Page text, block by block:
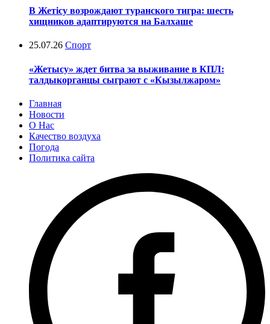
В Жетісу возрождают туранского тигра: шесть
хищников адаптируются на Балхаше
25.07.26 Спорт
«Жетысу» ждет битва за выживание в КПЛ:
талдыкорганцы сыграют с «Кызылжаром»
Главная
Новости
О Нас
Качество воздуха
Погода
Политика сайта